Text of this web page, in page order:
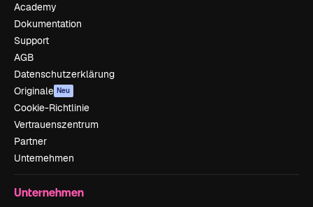
Academy
Dokumentation
Support
AGB
Datenschutzerklärung
Originale Neu
Cookie-Richtlinie
Vertrauenszentrum
Partner
Unternehmen
Unternehmen